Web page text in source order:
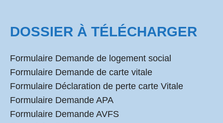
DOSSIER À TÉLÉCHARGER
Formulaire Demande de logement social
Formulaire Demande de carte vitale
Formulaire Déclaration de perte carte Vitale
Formulaire Demande APA
Formulaire Demande AVFS